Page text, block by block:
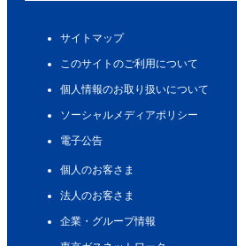
サイトマップ
このサイトのご利用について
個人情報のお取り扱いについて
ソーシャルメディアポリシー
電子公告
個人のお客さま
法人のお客さま
企業・グループ情報